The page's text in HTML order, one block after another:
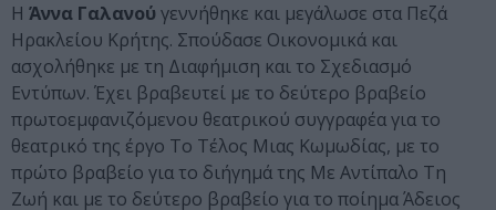
Η Άννα Γαλανού γεννήθηκε και μεγάλωσε στα Πεζά
Ηρακλείου Κρήτης. Σπούδασε Οικονομικά και
ασχολήθηκε με τη Διαφήμιση και το Σχεδιασμό
Εντύπων. Έχει βραβευτεί με το δεύτερο βραβείο
πρωτοεμφανιζόμενου θεατρικού συγγραφέα για το
θεατρικό της έργο Το Τέλος Μιας Κωμωδίας, με το
πρώτο βραβείο για το διήγημά της Με Αντίπαλο Τη
Ζωή και με το δεύτερο βραβείο για το ποίημα Άδειος